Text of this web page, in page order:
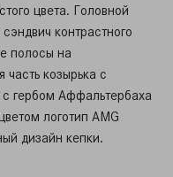
цвета. Головной
контрастного
полосы на
козырька с
гербом Аффальтербаха
логотип AMG
дизайн кепки.